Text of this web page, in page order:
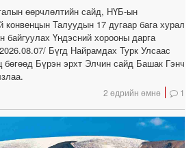
өөрчлөлтийн сайд, НҮБ-ын
конвенцын Талуудын 17 дугаар бага хурал
байгуулах Үндэсний хорооны дарга
Бүгд Найрамдах Турк Улсаас
Бүрэн эрхт Элчин сайд Башак Гэнч
2 өдрийн өмнө 1